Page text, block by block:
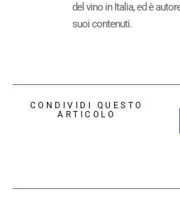
del vino in Italia, ed è
suoi contenuti.
CONDIVIDI QUESTO
ARTICOLO